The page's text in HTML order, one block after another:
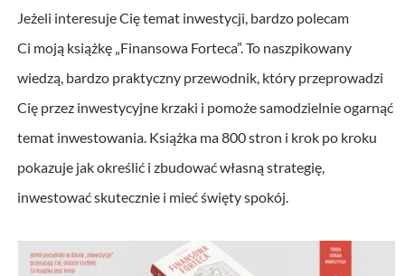
Jeżeli interesuje Cię temat inwestycji, bardzo polecam
Ci moją książkę „Finansowa Forteca”. To naszpikowany
wiedzą, bardzo praktyczny przewodnik, który przeprowadzi
Cię przez inwestycyjne krzaki i pomoże samodzielnie ogarnąć
temat inwestowania. Książka ma 800 stron i krok po kroku
pokazuje jak określić i zbudować własną strategię,
inwestować skutecznie i mieć święty spokój.